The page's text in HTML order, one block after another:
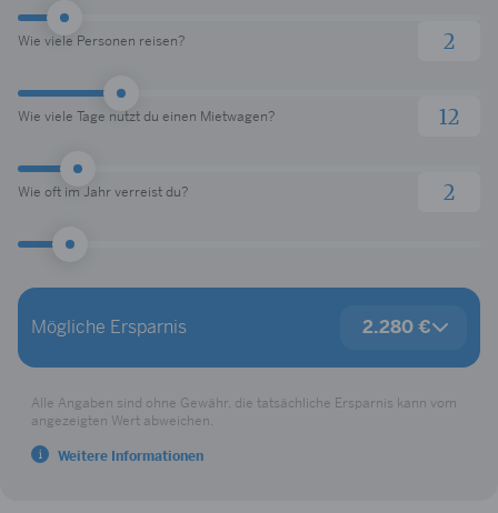
Wie viele Personen reisen?
Wie viele Tage nutzt du einen Mietwagen?
Wie oft im Jahr verreist du?
Deine Vorteile
Restaurantguthaben
150 €
Online-Reiseguthaben
Priority Pass
Mögliche Ersparnis 2.280 €
Alle Angaben sind ohne Gewähr, die tatsächliche Ersparnis kann vom
angezeigten Wert abweichen.
Weitere Informationen